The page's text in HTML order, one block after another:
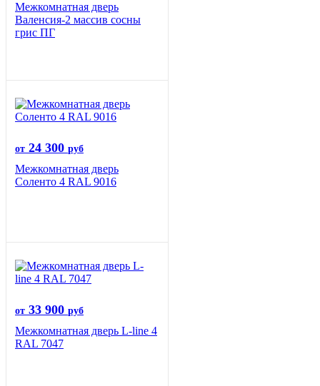
Межкомнатная дверь
Валенсия-2 массив сосны
грис ПГ
от 24 300 руб
Межкомнатная дверь
Соленто 4 RAL 9016
от 33 900 руб
Межкомнатная дверь L-line 4
RAL 7047